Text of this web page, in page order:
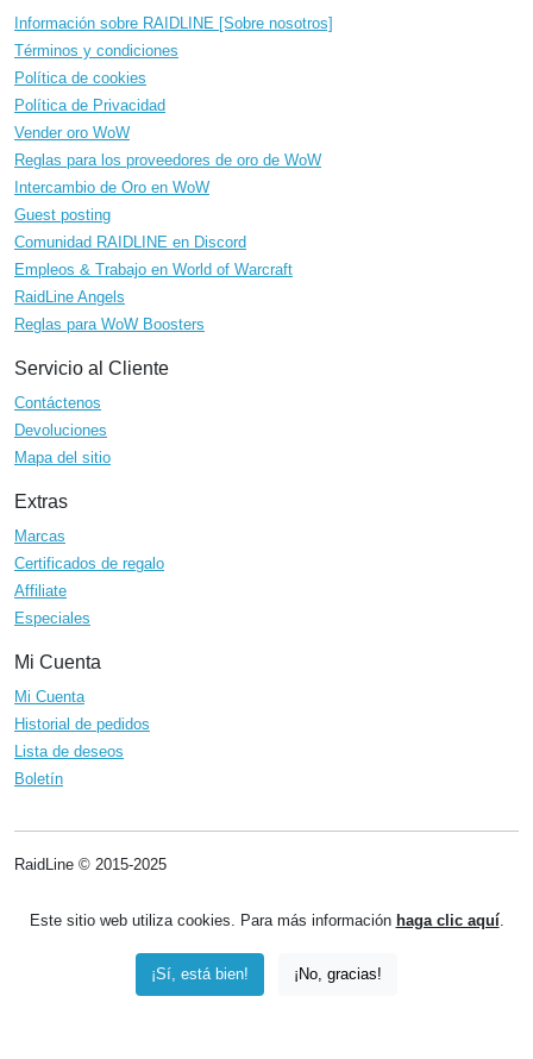
Información sobre RAIDLINE [Sobre nosotros]
Términos y condiciones
Política de cookies
Política de Privacidad
Vender oro WoW
Reglas para los proveedores de oro de WoW
Intercambio de Oro en WoW
Guest posting
Comunidad RAIDLINE en Discord
Empleos & Trabajo en World of Warcraft
RaidLine Angels
Reglas para WoW Boosters
Servicio al Cliente
Contáctenos
Devoluciones
Mapa del sitio
Extras
Marcas
Certificados de regalo
Affiliate
Especiales
Mi Cuenta
Mi Cuenta
Historial de pedidos
Lista de deseos
Boletín
RaidLine © 2015-2025
Este sitio web utiliza cookies. Para más información haga clic aquí.
¡Sí, está bien! ¡No, gracias!